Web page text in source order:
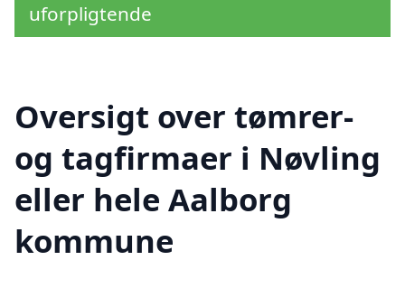
uforpligtende
Oversigt over tømrer-
og tagfirmaer i Nøvling
eller hele Aalborg
kommune